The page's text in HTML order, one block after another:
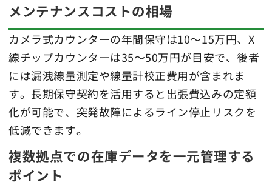
メンテナンスコストの相場
カメラ式カウンターの年間保守は10～15万円、X
線チップカウンターは35～50万円が目安で、後者
には漏洩線量測定や線量計校正費用が含まれま
す。長期保守契約を活用すると出張費込みの定額
化が可能で、突発故障によるライン停止リスクを
低減できます。
複数拠点での在庫データを一元管理する
ポイント